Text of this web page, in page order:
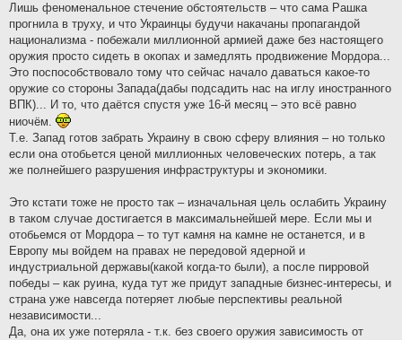
Лишь феноменальное стечение обстоятельств – что сама Рашка
прогнила в труху, и что Украинцы будучи накачаны пропагандой
национализма - побежали миллионной армией даже без настоящего
оружия просто сидеть в окопах и замедлять продвижение Мордора...
Это поспособствовало тому что сейчас начало даваться какое-то
оружие со стороны Запада(дабы подсадить нас на иглу иностранного
ВПК)... И то, что даётся спустя уже 16-й месяц – это всё равно
ниочём.
Т.е. Запад готов забрать Украину в свою сферу влияния – но только
если она отобьется ценой миллионных человеческих потерь, а так
же полнейшего разрушения инфраструктуры и экономики.
Это кстати тоже не просто так – изначальная цель ослабить Украину
в таком случае достигается в максимальнейшей мере. Если мы и
отобьемся от Мордора – то тут камня на камне не останется, и в
Европу мы войдем на правах не передовой ядерной и
индустриальной державы(какой когда-то были), а после пирровой
победы – как руина, куда тут же придут западные бизнес-интересы, и
страна уже навсегда потеряет любые перспективы реальной
независимости...
Да, она их уже потеряла - т.к. без своего оружия зависимость от